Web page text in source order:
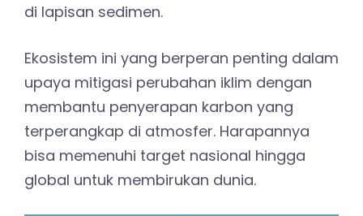
di lapisan sedimen.
Ekosistem ini yang berperan penting dalam
upaya mitigasi perubahan iklim dengan
membantu penyerapan karbon yang
terperangkap di atmosfer. Harapannya
bisa memenuhi target nasional hingga
global untuk membirukan dunia.